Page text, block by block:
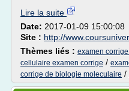
Lire la suite
Date: 2017-01-09 15:00:08
Site : http://
Thèmes liés : examen
cellulaire examen corrige /
corrige de biologie moleculaire /